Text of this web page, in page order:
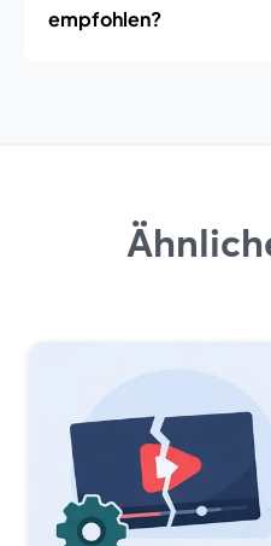
empfohlen?